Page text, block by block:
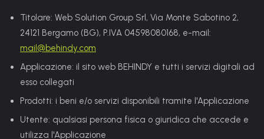
Titolare: Web Solution Group Srl, Via Monte Sabotino 2,
24121 Bergamo (BG), P.IVA 04598080168, e-mail:
mail@behindy.com
Applicazione: il sito web BEHINDY e tutti i servizi digitali ad
esso collegati
Prodotti: i beni e/o servizi disponibili tramite l'Applicazione
Utente: qualsiasi persona fisica o giuridica che accede e
utilizza l'Applicazione